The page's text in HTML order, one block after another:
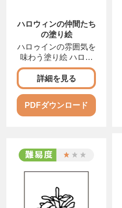
ハロウィンの仲間たち
の塗り絵
ハロゥインの雰囲気を
味わう塗り絵 ハロウ
ィンは夜のお祭りです
詳細を見る
PDFダウンロード